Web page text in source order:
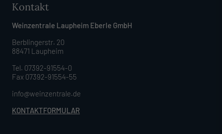
Kontakt
Weinzentrale Laupheim Eberle GmbH
Berblingerstr. 20
88471 Laupheim
Tel. 07392-91554-0
Fax 07392-91554-55
info@weinzentrale.de
KONTAKTFORMULAR